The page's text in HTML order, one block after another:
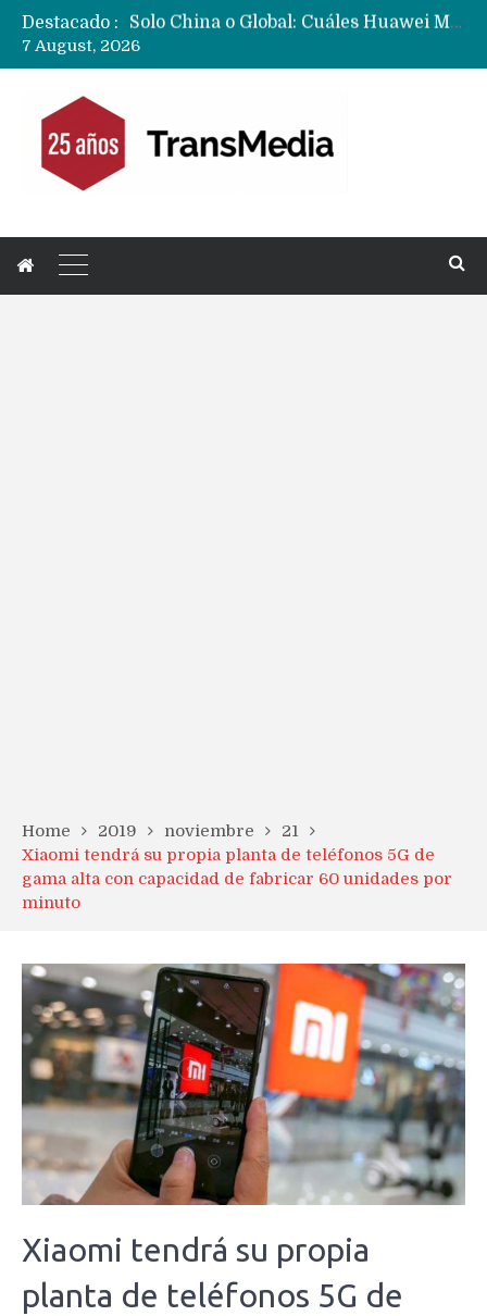
Destacado :
Data Centers de Huawei en Chile, México, Brasil,Perú y Argentina podrían verse afectados por arremetida de EE.UU
7 August, 2026
Home 2019 noviembre
21
Xiaomi tendrá su propia planta de teléfonos 5G de
gama alta con capacidad de fabricar 60 unidades por
minuto
Xiaomi tendrá su propia
planta de teléfonos 5G de